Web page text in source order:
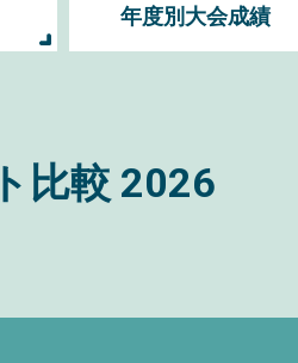
年度別大会成績
比較 2026